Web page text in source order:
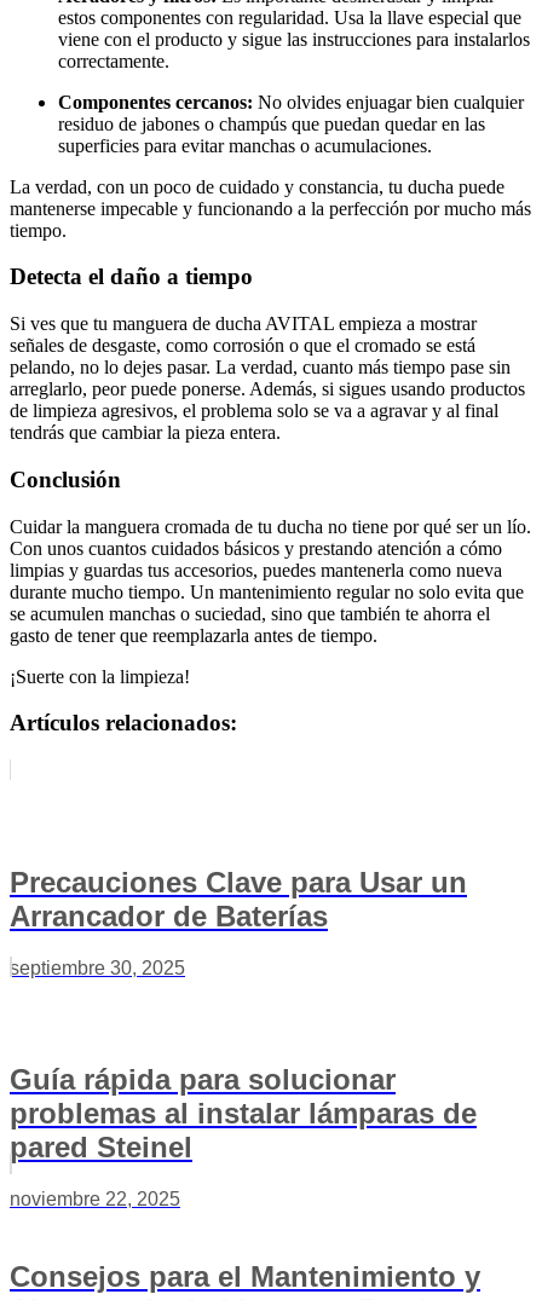
estos componentes con regularidad. Usa la llave especial que
viene con el producto y sigue las instrucciones para instalarlos
correctamente.
Componentes cercanos: No olvides enjuagar bien cualquier
residuo de jabones o champús que puedan quedar en las
superficies para evitar manchas o acumulaciones.
La verdad, con un poco de cuidado y constancia, tu ducha puede
mantenerse impecable y funcionando a la perfección por mucho más
tiempo.
Detecta el daño a tiempo
Si ves que tu manguera de ducha AVITAL empieza a mostrar
señales de desgaste, como corrosión o que el cromado se está
pelando, no lo dejes pasar. La verdad, cuanto más tiempo pase sin
arreglarlo, peor puede ponerse. Además, si sigues usando productos
de limpieza agresivos, el problema solo se va a agravar y al final
tendrás que cambiar la pieza entera.
Conclusión
Cuidar la manguera cromada de tu ducha no tiene por qué ser un lío.
Con unos cuantos cuidados básicos y prestando atención a cómo
limpias y guardas tus accesorios, puedes mantenerla como nueva
durante mucho tiempo. Un mantenimiento regular no solo evita que
se acumulen manchas o suciedad, sino que también te ahorra el
gasto de tener que reemplazarla antes de tiempo.
¡Suerte con la limpieza!
Artículos relacionados:
Precauciones Clave para Usar un
Arrancador de Baterías
septiembre 30, 2025
Guía rápida para solucionar
problemas al instalar lámparas de
pared Steinel
noviembre 22, 2025
Consejos para el Mantenimiento y